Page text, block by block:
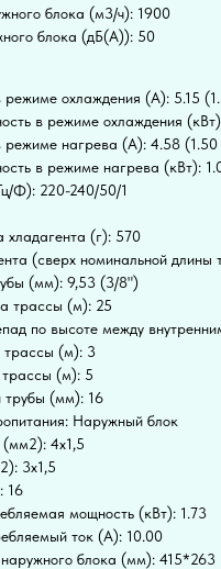
блока (м3/ч): 1900
блока (дБ(А)): 50
режиме охлаждения (А): 5.15
в режиме охлаждения
режиме нагрева (А): 4.58
в режиме нагрева (кВт):
Ф): 220-240/50/1
хладагента (г): 570
(сверх номинальной длины
(мм): 9,53 (3/8")
трассы (м): 25
по высоте между
трассы (м): 3
(м): 5
трубы (мм): 16
Наружный блок
4x1,5
3x1,5
16
мощность (кВт): 1.73
ток (А): 10.00
блока (мм): 415*263